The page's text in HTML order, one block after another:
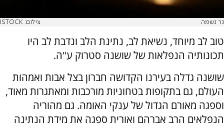
נר נשמה צילום: ISTOCK
טוב לב מיוחד, נשיאת לב, נתינת הלב ונדבת לב היו
תכונותיה הנפלאות של שושנה סטרוק ע"ה.
שושנה גדלה בעירנו הקדושה חברון בצל אבות ואמהות
העולם, גם בתקופות בטחוניות מורכבות ומאתגרות מאוד,
וספגה מאורם הגדול של ענקי האומה. גם מהוריה
הנפלאים הרב אברהם ואורית ספגה את מידת הנתינה